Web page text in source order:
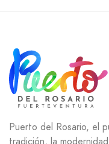
Puerto del Rosario, el
tradición, la